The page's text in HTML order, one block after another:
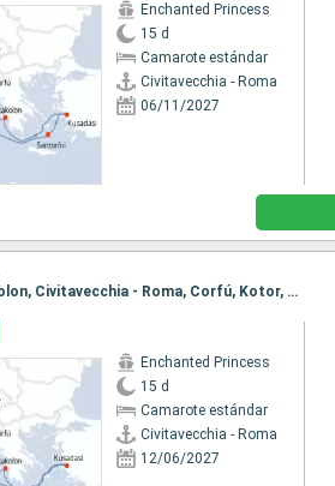
Enchanted Princess
15 d
Camarote estándar
Civitavecchia - Roma
06/11/2027
Itinerario : Civitavecchia - Roma, Salerno, Chania, Kusadasi, Katakolon, Civitavecchia - Roma, Corfú, Kotor, Dubrovnik, Nápoles, Civitavecchia - Roma
Enchanted Princess
15 d
Camarote estándar
Civitavecchia - Roma
12/06/2027